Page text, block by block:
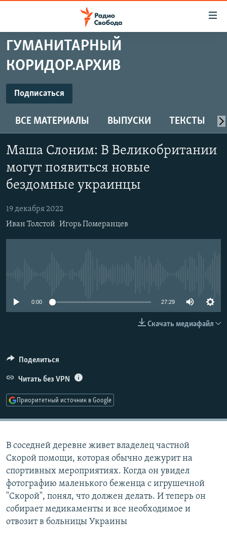
упрощенного
доступа
основному
Вернутся
главной
навигации
Вернутся
ПОДКАСТЫ
АВТОРСКИЕ ПРОЕКТЫ
МНЕНИЯ
КУЛЬТУРА
IDEL.РЕАЛИИ
КАВКАЗ.РЕАЛИИ
СИБИРЬ.РЕАЛИИ
РАСПИСАНИЕ ВЕЩАНИЯ
ГУМАНИТАРНЫЙ
КОРИДОР.АРХИВ
ПодписатьсяПОДПИСАТЬСЯ
Spotify
CastBox
Подписаться
ВСЕ МАТЕРИАЛЫ ВЫПУСКИ ТЕКСТЫ
Маша Слоним: В Великобритании
могут появиться новые
бездомные украинцы
19 декабря 2022
Иван Толстой Игорь Померанцев
0:00 27:29
Скачать медиафайл
Поделиться
Читать без VPN
Приоритетный источник в Google
В соседней деревне живет владелец частной
Скорой помощи, которая обычно дежурит на
спортивных мероприятиях. Когда он увидел
фотографию маленького беженца с игрушечной
"Скорой", понял, что должен делать. И теперь он
собирает медикаменты и все необходимое и
отвозит в больницы Украины